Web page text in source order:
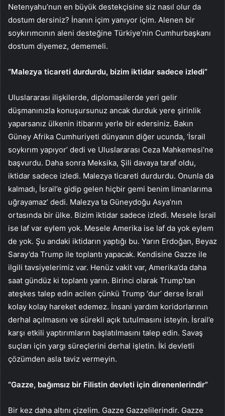
Netenyahu’nun en büyük destekçisine siz nasıl olur da
dostum dersiniz? İnanın içim yanıyor içim. Alenen bir
soykırımcının aleni desteğine Türkiye’nin Cumhurbaşkanı
dostum diyemez, dememeli.
“Malezya ticareti durdurdu, bizim iktidar sadece izledi”
Uluslararası ilişkilerde, diplomasilerde yeri gelir
düşmanınızla konuşursunuz ancak durduk yere şirinlik
yaparsanız ülkenin itibarını yerle bir edersiniz. Bakın
Güney Afrika Cumhuriyeti dünyanın diğer ucunda, ‘İsrail
soykırım yapıyor’ dedi ve Uluslararası Ceza Mahkemesi’ne
başvurdu. Daha sonra Meksika, Şili davaya taraf oldu,
iktidar sadece izledi. Malezya ticareti durdurdu. Onunla da
kalmadı, İsrail’e gidip gelen hiçbir gemi benim limanlarıma
uğrayamaz’ dedi. Malezya ta Güneydoğu Asya’nın
ortasında bir ülke. Bizim iktidar sadece izledi. Mesele İsrail
ise laf var eylem yok. Mesele Amerika ise laf da yok eylem
de yok. Şu andaki iktidarın yaptığı bu. Yarın Erdoğan, Beyaz
Saray’da Trump ile toplantı yapacak. Kendisine Gazze ile
ilgili tavsiyelerimiz var. Henüz vakit var, Amerika’da daha
saat gündüz ki toplantı yarın. Birinci olarak Trump’tan
ateşkes talep edin acilen çünkü Trump ‘dur’ derse İsrail
kolay kolay hareket edemez. İnsani yardım koridorlarının
derhal açılmasını ve sürekli açık tutulmasını isteyin. İsrail’e
karşı etkili yaptırımların başlatılmasını talep edin. Savaş
suçları için yargı süreçlerini derhal işletin. İki devletli
çözümden asla taviz vermeyin.
“Gazze, bağımsız bir Filistin devleti için direnenlerindir”
Bir kez daha altını çizelim. Gazze Gazzelilerindir. Gazze